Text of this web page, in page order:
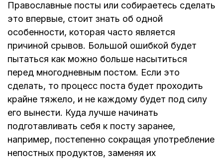
Православные посты или собираетесь сделать
это впервые, стоит знать об одной
особенности, которая часто является
причиной срывов. Большой ошибкой будет
пытаться как можно больше насытиться
перед многодневным постом. Если это
сделать, то процесс поста будет проходить
крайне тяжело, и не каждому будет под силу
его вынести. Куда лучше начинать
подготавливать себя к посту заранее,
например, постепенно сокращая употребление
непостных продуктов, заменяя их